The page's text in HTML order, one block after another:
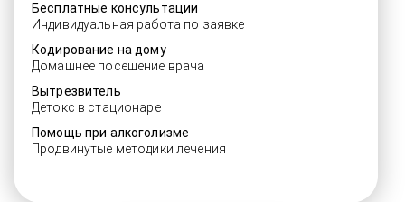
Бесплатные консультации
Индивидуальная работа по заявке
Кодирование на дому
Домашнее посещение врача
Вытрезвитель
Детокс в стационаре
Помощь при алкоголизме
Продвинутые методики лечения